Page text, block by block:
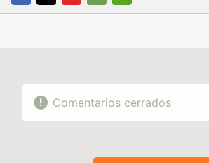
FACEBOOK
TWITTERFLIPBOARD
E-
WHATSAPP
Comentarios cerrados